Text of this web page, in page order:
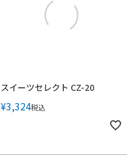
スイーツセレクト CZ-20
¥3,324税込